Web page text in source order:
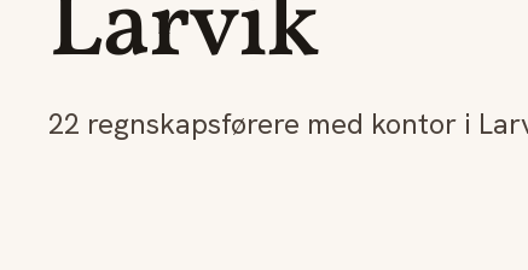
Larvik
22 regnskapsførere med kontor i